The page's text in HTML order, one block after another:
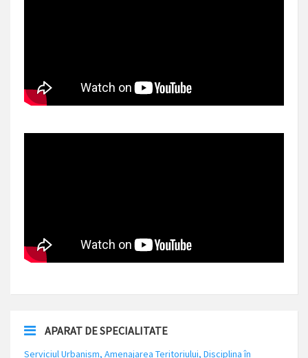
APARAT DE SPECIALITATE
Serviciul Urbanism, Amenajarea Teritoriului, Disciplina în